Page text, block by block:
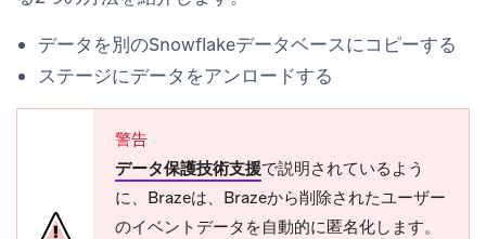
データを別のSnowflakeデータベースにコピーする
ステージにデータをアンロードする
警告
データ保護技術支援で説明されているよう
に、Brazeは、Brazeから削除されたユーザー
のイベントデータを自動的に匿名化します。